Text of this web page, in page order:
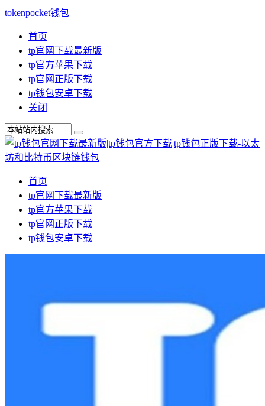
tokenpocket钱包
首页
tp官网下载最新版
tp官方苹果下载
tp官网正版下载
tp钱包安卓下载
关闭
首页
tp官网下载最新版
tp官方苹果下载
tp官网正版下载
tp钱包安卓下载